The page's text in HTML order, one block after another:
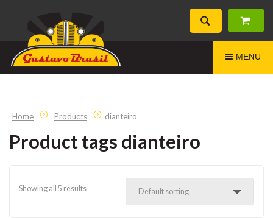
MENU
Home Products dianteiro
Product tags dianteiro
Showing all 5 results Default sorting